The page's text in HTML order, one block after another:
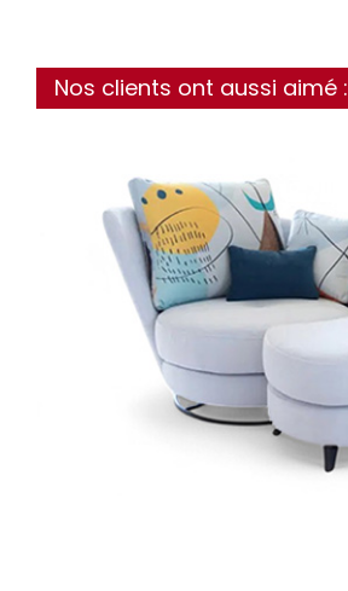
Nos clients ont aussi aimé :